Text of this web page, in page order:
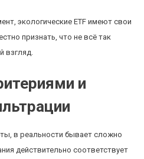
экологические ETF имеют свои
признать, что не всё так
взгляд.
и
в реальности бывает сложно
действительно соответствует